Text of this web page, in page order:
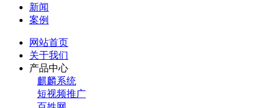
新闻
案例
网站首页
关于我们
产品中心
麒麟系统
短视频推广